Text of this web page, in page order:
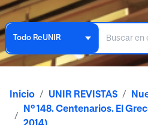
Todo ReUNIR
Inicio UNIR REVISTAS
Nº 148. Centenarios. El